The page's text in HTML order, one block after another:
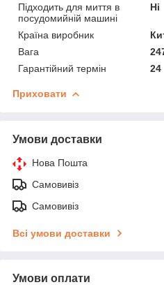
Підходить для миття в
посудомийній машині
Ні
Країна виробник
Вага
Гарантійний термін
24
Приховати
Умови доставки
Нова Пошта
Самовивіз
Самовивіз
Всі умови доставки
Умови оплати